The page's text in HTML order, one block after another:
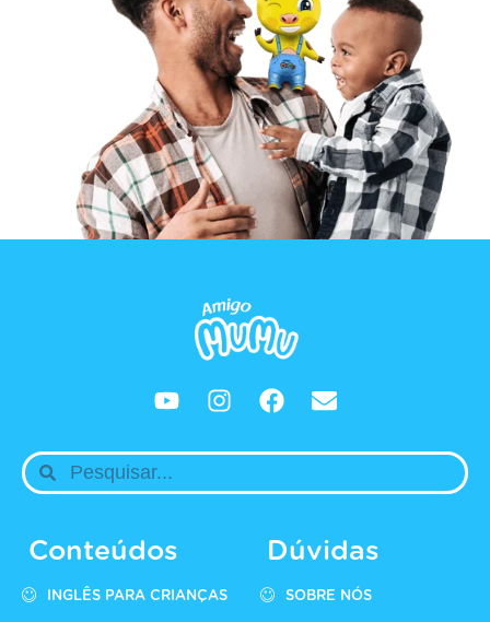
Conteúdos
INGLÊS PARA CRIANÇAS
Dúvidas
SOBRE NÓS